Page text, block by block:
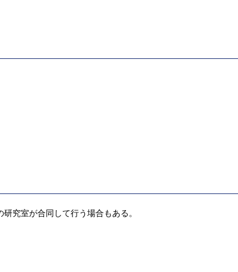
究室が合同して行う場合もある。